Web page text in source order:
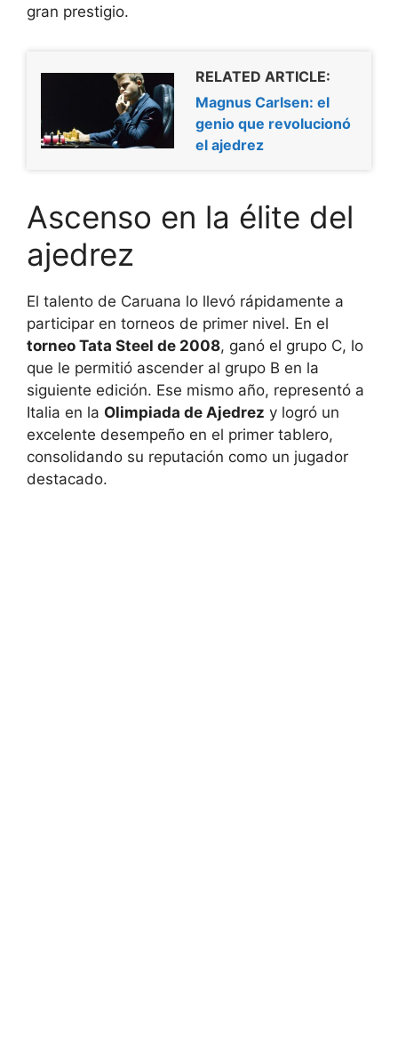
gran prestigio.
RELATED ARTICLE:
Magnus Carlsen: el
genio que revolucionó
el ajedrez
Ascenso en la élite del
ajedrez
El talento de Caruana lo llevó rápidamente a
participar en torneos de primer nivel. En el
torneo Tata Steel de 2008, ganó el grupo C, lo
que le permitió ascender al grupo B en la
siguiente edición. Ese mismo año, representó a
Italia en la Olimpiada de Ajedrez y logró un
excelente desempeño en el primer tablero,
consolidando su reputación como un jugador
destacado.